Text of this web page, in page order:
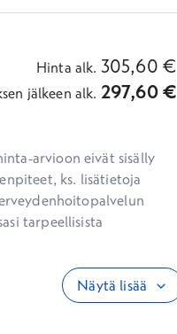
Hinta alk. 305,60 €
jälkeen alk. 297,60€
arvioon eivät sisälly
ks. lisätietoja
tarpeellisista
Näytä lisää